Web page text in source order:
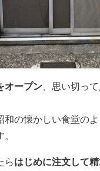
オープン 、思い切っ
和の懐かしい食堂の
らはじめに注文して